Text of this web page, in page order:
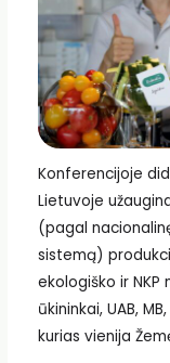
Konferencijoje
Lietuvoje
(pagal
sistemą)
ekologiško ir
ūkininkai, UAB,
kurias vienija